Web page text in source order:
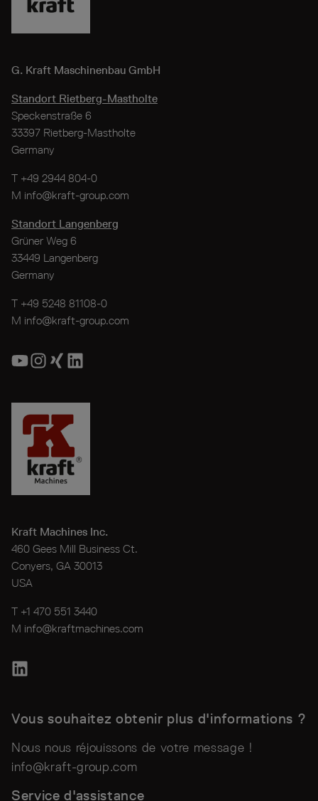
G. Kraft Maschinenbau GmbH
Standort Rietberg-Mastholte
Speckenstraße 6
33397 Rietberg-Mastholte
Germany
T +49 2944 804-0
M info@kraft-group.com
Standort Langenberg
Grüner Weg 6
33449 Langenberg
Germany
T +49 5248 81108-0
M info@kraft-group.com
Kraft Machines Inc.
460 Gees Mill Business Ct.
Conyers, GA 30013
USA
T +1 470 551 3440
M info@kraftmachines.com
Vous souhaitez obtenir plus d'informations ?
Nous nous réjouissons de votre message !
info@kraft-group.com
Service d'assistance